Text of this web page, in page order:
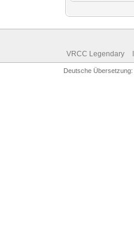
VRCC Legendary
Deutsche Übersetzung: